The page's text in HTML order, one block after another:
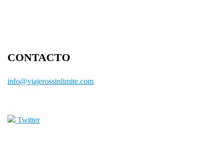
CONTACTO
info@viajerossinlimite.com
Twitter